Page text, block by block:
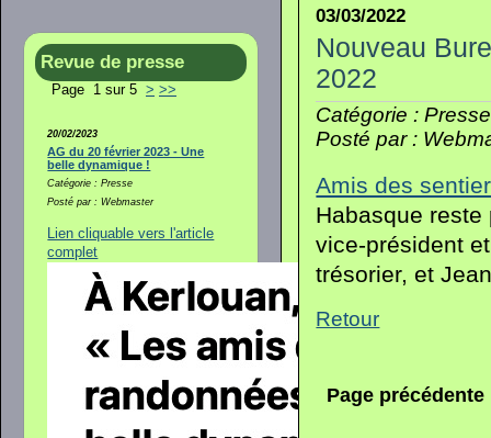
Revue de presse
Page 1 sur 5 > >>
20/02/2023
AG du 20 février 2023 - Une
belle dynamique !
Catégorie : Presse
Posté par : Webmaster
Lien cliquable vers l'article
complet
03/03/2022
Nouveau
2022
Catégorie : Presse
Posté par :
Amis des
Habasque
vice-président
trésorier, et
Retour
Page